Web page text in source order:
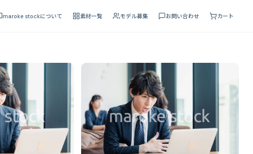
maroke stockについて 素材一覧 モデル募集 お問い合わせ カート